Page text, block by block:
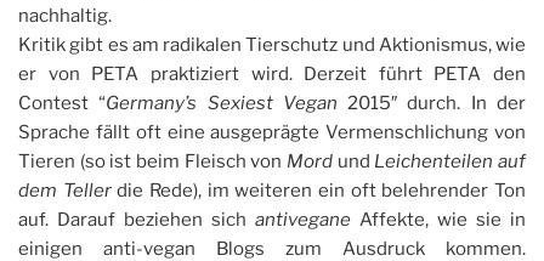
nachhaltig.
Kritik gibt es am radikalen Tierschutz und Aktionismus, wie
er von PETA praktiziert wird. Derzeit führt PETA den
Contest “Germany’s Sexiest Vegan 2015″ durch. In der
Sprache fällt oft eine ausgeprägte Vermenschlichung von
Tieren (so ist beim Fleisch von Mord und Leichenteilen auf
dem Tellerdie Rede), im weiteren ein oft belehrender Ton
auf. Darauf beziehen sich antivegane Affekte, wie sie in
einigen anti-vegan Blogs zum Ausdruck kommen.